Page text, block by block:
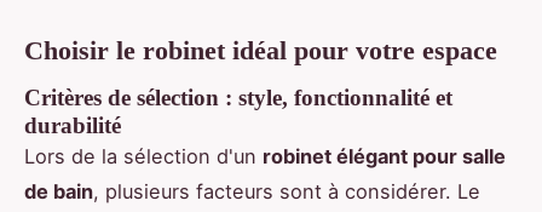
Choisir le robinet idéal pour votre espace
Critères de sélection : style, fonctionnalité et
durabilité
Lors de la sélection d'un robinet élégant pour salle
de bain, plusieurs facteurs sont à considérer. Le